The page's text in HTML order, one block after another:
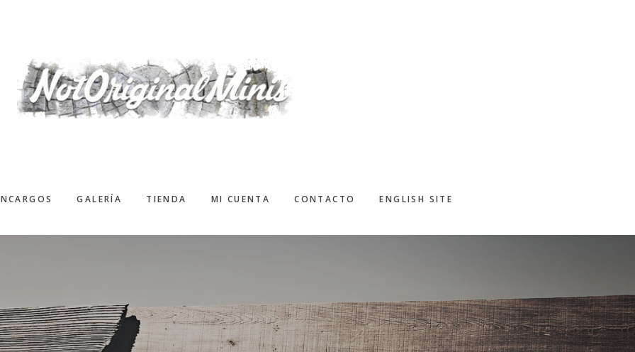
GALERÍA TIENDA MI CUENTA CONTACTO ENGLISH SITE